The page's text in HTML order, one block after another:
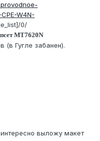
W4N-
0/
MT7620N
(в Гугле забанен).
выложу макет